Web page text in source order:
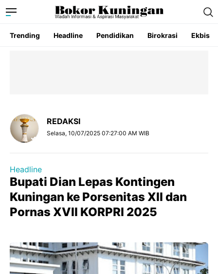
Trending Headline Pendidikan Birokrasi Ekbis
REDAKSI
Selasa, 10/07/2025 07:27:00 AM WIB
Headline
Bupati Dian Lepas Kontingen
Kuningan ke Porsenitas XII dan
Pornas XVII KORPRI 2025